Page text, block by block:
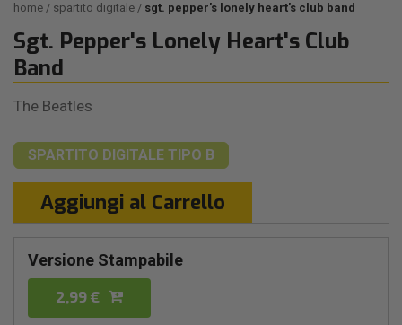
home spartito digitale sgt. pepper's lonely heart's club band
Sgt. Pepper's Lonely Heart's Club
Band
The Beatles
SPARTITO DIGITALE TIPO B
Aggiungi al Carrello
Versione Stampabile
2,99 €